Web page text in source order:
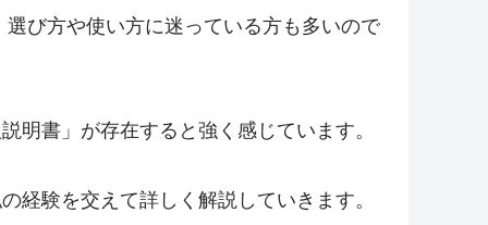
び方や使い方に迷っている方も多いので
明書」が存在すると強く感じています。
経験を交えて詳しく解説していきます。